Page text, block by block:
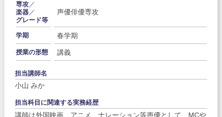
専攻／
楽器／
グレード等
声優俳優専攻
学期 春学期
授業の形態 講義
担当講師名
小山 みか
担当科目に関連する実務経歴
講師は外国映画、アニメ、ナレーション等声優として、MCや